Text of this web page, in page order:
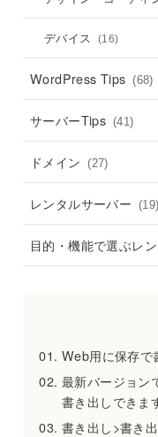
デバイス (16)
WordPress Tips (68)
サーバーTips (41)
ドメイン (27)
レンタルサーバー (19)
目的・機能で選ぶレ
Web用に保存で
最新バージョン
書き出しできま
書き出し>書き